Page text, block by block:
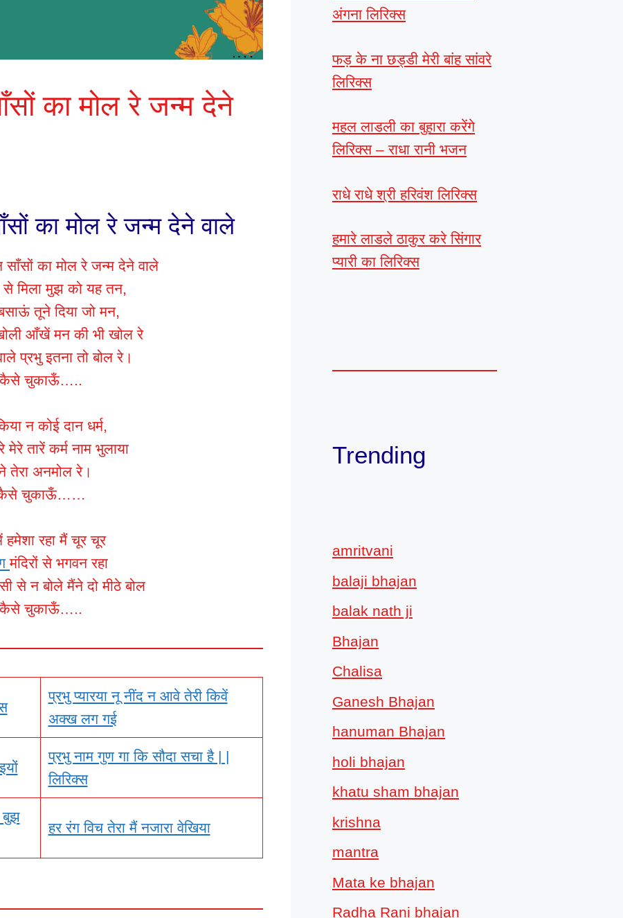
का मोल रे जन्म देने
का मोल रे जन्म देने वाले
का मोल रे जन्म देने वाले
से मिला मुझ को यह तन,
तूने दिया जो मन,
आँखें मन की भी खोल रे
प्रभु इतना तो बोल रे।
कैसे चुकाऊँ…..
न कोई दान धर्म,
तारें कर्म नाम भुलाया
तेरा अनमोल रे।
चुकाऊँ……
हमेशा रहा मैं चूर चूर
मंदिरों से भगवन रहा
से न बोले मैंने दो मीठे बोल
कैसे चुकाऊँ…..
प्रभु प्यारया नू नींद न आवे तेरी किवें
अक्ख लग गई
प्रभु नाम गुण गा कि सौदा सचा है | |
लिरिक्स
बुझ
हर रंग विच तेरा मैं नजारा वेखिया
अंगना लिरिक्स
फड़ के ना छड्डी मेरी बांह सांवरे
लिरिक्स
महल लाडली का बुहारा करेंगे
लिरिक्स – राधा रानी भजन
राधे राधे श्री हरिवंश लिरिक्स
हमारे लाडले ठाकुर करे सिंगार
प्यारी का लिरिक्स
Trending
amritvani
balaji bhajan
balak nath ji
Bhajan
Chalisa
Ganesh Bhajan
hanuman Bhajan
holi bhajan
khatu sham bhajan
krishna
mantra
Mata ke bhajan
Radha Rani bhajan